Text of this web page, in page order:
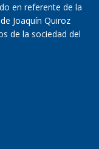
en referente de la
Joaquín Quiroz
de la sociedad del